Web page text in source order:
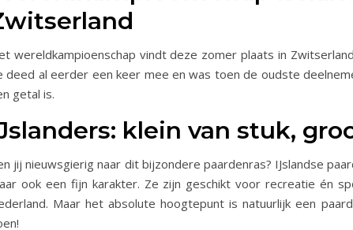
wereldkampioenschap vindt deze zomer plaats in
deed al eerder een keer mee en was toen de oudste
getal is.
klein van stuk,
jij nieuwsgierig naar dit bijzondere paardenras? IJslandse
ook een fijn karakter. Ze zijn geschikt voor recreatie én
Maar het absolute hoogtepunt is natuurlijk een